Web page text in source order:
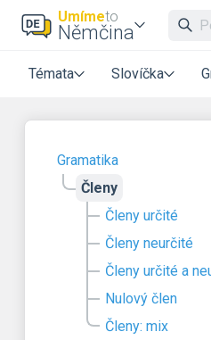
Umímeto
Němčina
Témata Slovíčka
Gramatika
Členy
Členy určité
Členy neurčité
Členy určité a
Nulový člen
Členy: mix